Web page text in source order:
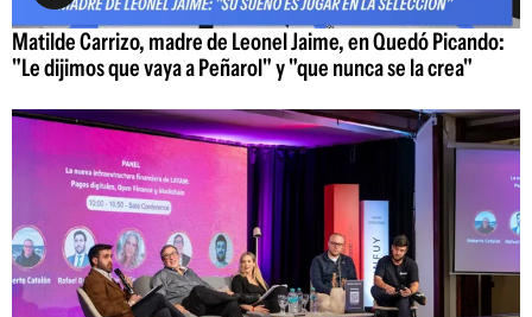
Matilde Carrizo, madre de Leonel Jaime, en Quedó Picando:
"Le dijimos que vaya a Peñarol" y "que nunca se la crea"